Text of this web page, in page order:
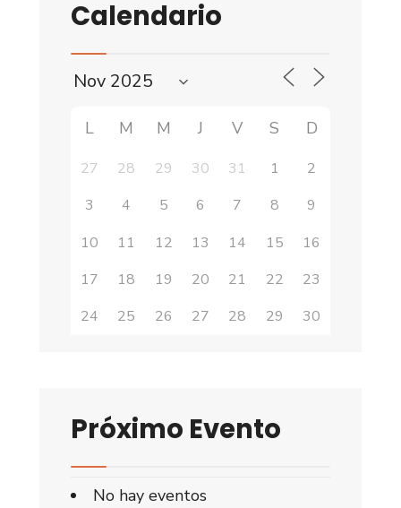
Calendario
L M M J V S D
27 28 29 30 31 1
2
3
4 5 6 7 8
9
10
11 12 13 14 15
16
17
18 19 20 21 22
23
24
25 26 27 28 29 30
Próximo Evento
No hay eventos